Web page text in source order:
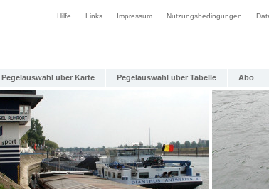
Hilfe Links Impressum Nutzungsbedingungen
Pegelauswahl über Karte Pegelauswahl über Tabelle Abo